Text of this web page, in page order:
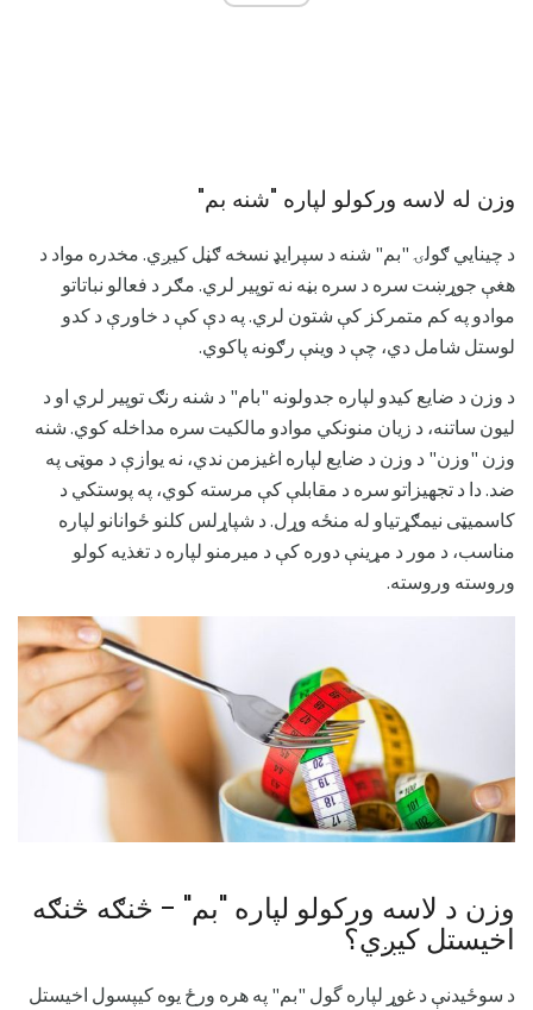
وزن له لاسه ورکولو لپاره "شنه بم"
د چینایي ګولۍ "بم" شنه د سپرایډ نسخه ګڼل کیږي. مخدره مواد د
هغې جوړښت سره د سره بڼه نه توپیر لري. مګر د فعالو نباتاتو
موادو په کم متمرکز کې شتون لري. په دې کې د خاورې د کدو
لوستل شامل دي، چې د وینې رګونه پاکوي.
د وزن د ضایع کیدو لپاره جدولونه "بام" د شنه رنګ توپیر لري او د
لیون ساتنه، د زیان منونکي موادو مالکیت سره مداخله کوي. شنه
وزن "وزن" د وزن د ضایع لپاره اغیزمن ندي، نه یوازې د موټی په
ضد. دا د تجهیزاتو سره د مقابلې کې مرسته کوي، په پوستکي د
کاسمیټی نیمګړتیاو له منځه وړل. د شپاړلس کلنو ځوانانو لپاره
مناسب، د مور د مړینې دوره کې د میرمنو لپاره د تغذیه کولو
وروسته وروسته.
وزن د لاسه ورکولو لپاره "بم" - څنګه څنګه
اخیستل کیږي؟
د سوځیدنې د غوړ لپاره گول "بم" په هره ورځ یوه کیپسول اخیستل